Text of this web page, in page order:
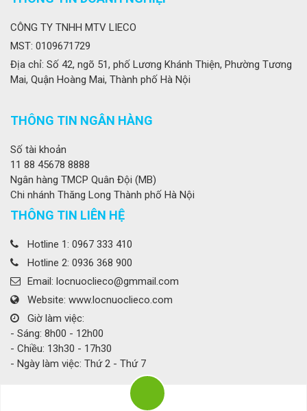
CÔNG TY TNHH MTV LIECO
MST: 0109671729
Địa chỉ: Số 42, ngõ 51, phố Lương Khánh Thiện, Phường Tương
Mai, Quận Hoàng Mai, Thành phố Hà Nội
THÔNG TIN NGÂN HÀNG
Số tài khoản
11 88 45678 8888
Ngân hàng TMCP Quân Đội (MB)
Chi nhánh Thăng Long Thành phố Hà Nội
THÔNG TIN LIÊN HỆ
Hotline 1: 0967 333 410
Hotline 2: 0936 368 900
Email: locnuoclieco@gmmail.com
Website: www.locnuoclieco.com
Giờ làm việc:
- Sáng: 8h00 - 12h00
- Chiều: 13h30 - 17h30
- Ngày làm việc: Thứ 2 - Thứ 7